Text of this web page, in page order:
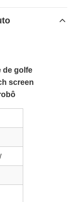
de golfe
screen